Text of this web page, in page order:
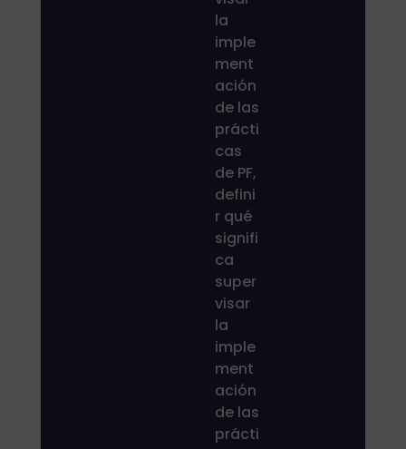
la
imple
ment
ación
de las
prácti
cas
de PF,
defini
r qué
signifi
ca
super
visar
la
imple
ment
ación
de las
prácti